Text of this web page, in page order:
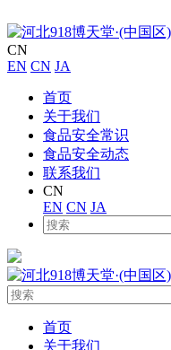
CN
EN CN JA
首页
关于我们
食品安全常识
食品安全动态
联系我们
CN
EN CN JA
首页
关于我们